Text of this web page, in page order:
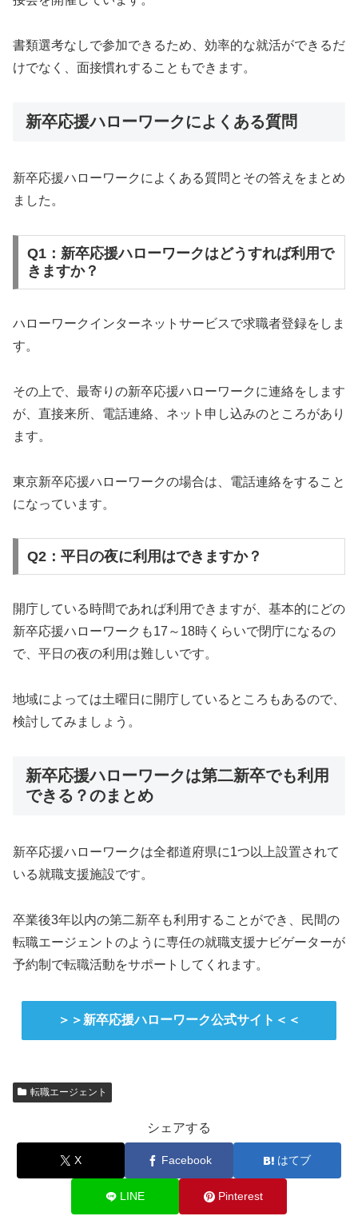
書類選考なしで参加できるため、効率的な就活ができるだ
けでなく、面接慣れすることもできます。
新卒応援ハローワークによくある質問
新卒応援ハローワークによくある質問とその答えをまとめ
ました。
Q1：新卒応援ハローワークはどうすれば利用で
きますか？
ハローワークインターネットサービスで求職者登録をしま
す。
その上で、最寄りの新卒応援ハローワークに連絡をします
が、直接来所、電話連絡、ネット申し込みのところがあり
ます。
東京新卒応援ハローワークの場合は、電話連絡をすること
になっています。
Q2：平日の夜に利用はできますか？
開庁している時間であれば利用できますが、基本的にどの
新卒応援ハローワークも17～18時くらいで閉庁になるの
で、平日の夜の利用は難しいです。
地域によっては土曜日に開庁しているところもあるので、
検討してみましょう。
新卒応援ハローワークは第二新卒でも利用
できる？のまとめ
新卒応援ハローワークは全都道府県に1つ以上設置されて
いる就職支援施設です。
卒業後3年以内の第二新卒も利用することができ、民間の
転職エージェントのように専任の就職支援ナビゲーターが
予約制で転職活動をサポートしてくれます。
＞＞新卒応援ハローワーク公式サイト＜＜
転職エージェント
シェアする
X Facebook はてブ
LINE Pinterest